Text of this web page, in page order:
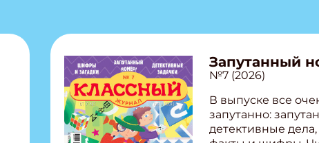
Запутанный
№7 (2026)
В выпуске все
запутанно:
детективные